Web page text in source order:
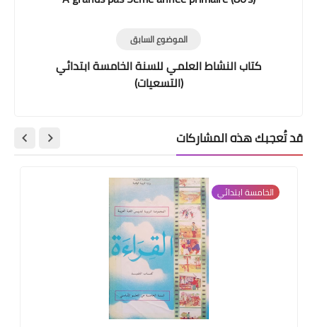
الموضوع السابق
كتاب النشاط العلمي للسنة الخامسة ابتدائي
(التسعيات)
قد تُعجبك هذه المشاركات
الخامسة ابتدائي